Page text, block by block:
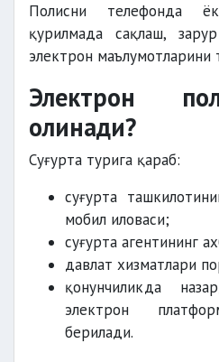
Полисни телефонда
қурилмада сақлаш,
электрон
Электрон
олинади?
Суғурта турига қараб:
суғурта
мобил иловаси;
суғурта агентининг
давлат хизматлари
қонунчиликда
электрон
берилади.